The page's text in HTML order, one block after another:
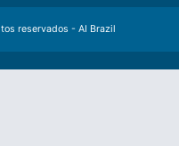
reservados - AI Brazil